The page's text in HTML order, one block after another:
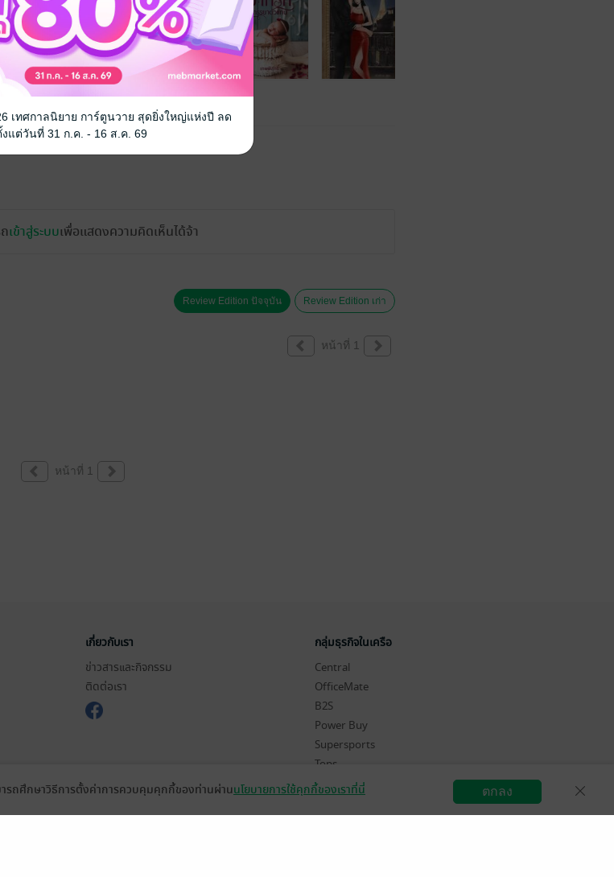
เข้าสู่ระบบเพื่อแสดงความคิดเห็นได้จ้า
Review Edition เก่า
Review Edition ปัจจุบัน
หน้าที่ 1
หน้าที่ 1
เกี่ยวกับเรา
ข่าวสารและกิจกรรม
ติดต่อเรา
กลุ่มธุรกิจในเครือ
Central
OfficeMate
B2S
Power Buy
Supersports
Tops
Hytexts
สมัครขายอีบุ๊ก วิธีการใช้งาน
รถศึกษาวิธีการตั้งค่าการควบคุมคุกกี้ของท่านผ่านนโยบายการใช้คุกกี้ของเราที่นี่ ตกลง
เทศกาลนิยาย การ์ตูนวาย สุดยิ่งใหญ่แห่งปี ลด
แต่วันที่ 31 ก.ค. - 16 ส.ค. 69